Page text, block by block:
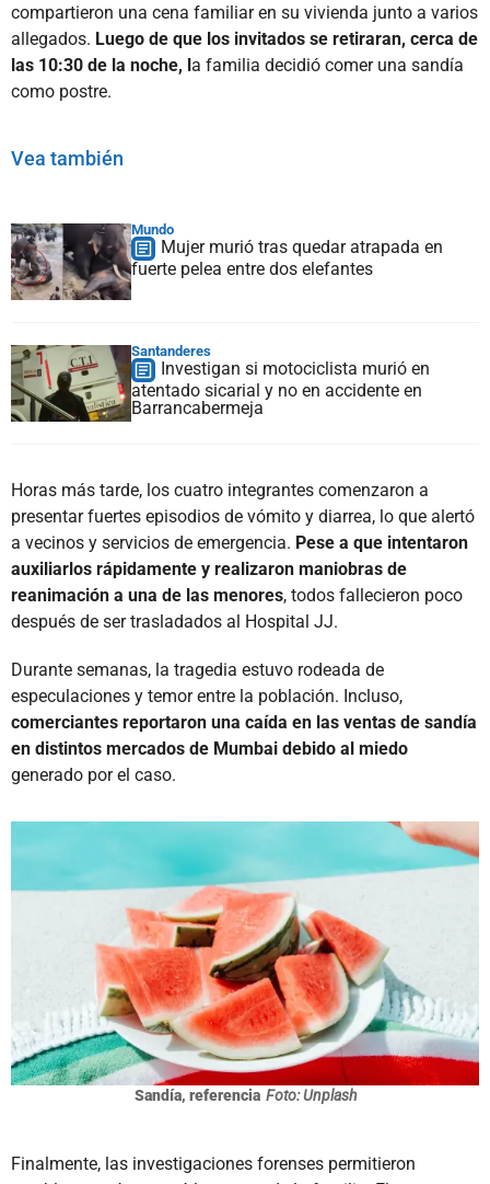
compartieron una cena familiar en su vivienda junto a varios
allegados. Luego de que los invitados se retiraran, cerca de
las 10:30 de la noche, la familia decidió comer una sandía
como postre.
Vea también
Mundo
Mujer murió tras quedar atrapada en
fuerte pelea entre dos elefantes
Santanderes
Investigan si motociclista murió en
atentado sicarial y no en accidente en
Barrancabermeja
Horas más tarde, los cuatro integrantes comenzaron a
presentar fuertes episodios de vómito y diarrea, lo que alertó
a vecinos y servicios de emergencia. Pese a que intentaron
auxiliarlos rápidamente y realizaron maniobras de
reanimación a una de las menores, todos fallecieron poco
después de ser trasladados al Hospital JJ.
Durante semanas, la tragedia estuvo rodeada de
especulaciones y temor entre la población. Incluso,
comerciantes reportaron una caída en las ventas de sandía
en distintos mercados de Mumbai debido al miedo
generado por el caso.
Sandía, referencia Foto: Unplash
Finalmente, las investigaciones forenses permitieron